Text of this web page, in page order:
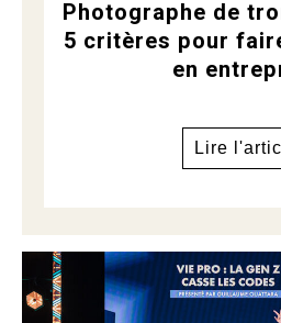
Photographe de
5 critères pour
en
Lire